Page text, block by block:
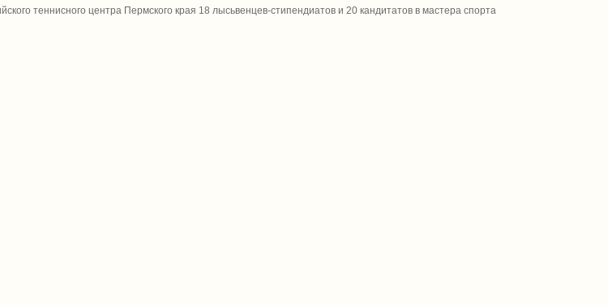
теннисного центра Пермского края 18 лысьвенцев-стипендиатов и 20 кандитатов в мастера спорта